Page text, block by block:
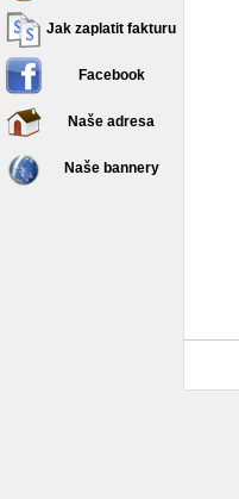
Jak zaplatit fakturu
Facebook
Naše adresa
Naše bannery